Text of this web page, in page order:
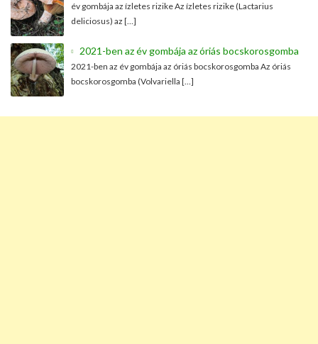
év gombája az ízletes rizike Az ízletes rizike (Lactarius
deliciosus) az […]
2021-ben az év gombája az óriás bocskorosgomba
2021-ben az év gombája az óriás bocskorosgomba Az óriás
bocskorosgomba (Volvariella […]